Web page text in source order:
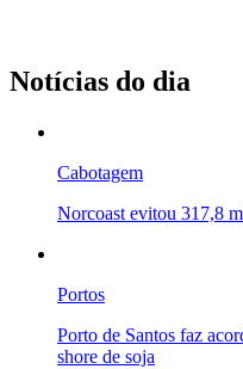
Notícias do dia
Cabotagem
Norcoast evitou 317,8
Portos
Porto de Santos faz
shore de soja